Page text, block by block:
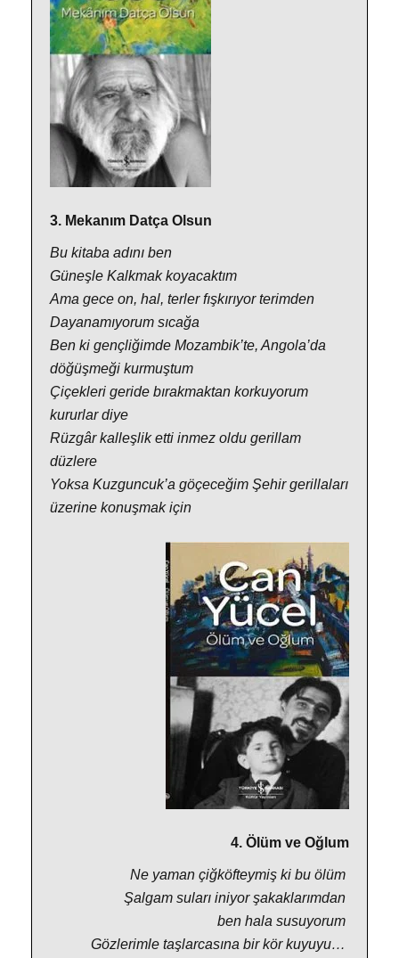
3. Mekanım Datça Olsun
Bu kitaba adını ben
Güneşle Kalkmak koyacaktım
Ama gece on, hal, terler fışkırıyor terimden
Dayanamıyorum sıcağa
Ben ki gençliğimde Mozambik’te, Angola’da
döğüşmeği kurmuştum
Çiçekleri geride bırakmaktan korkuyorum
kururlar diye
Rüzgâr kalleşlik etti inmez oldu gerillam
düzlere
Yoksa Kuzguncuk’a göçeceğim Şehir gerillaları
üzerine konuşmak için
4. Ölüm ve Oğlum
Ne yaman çiğköfteymiş ki bu ölüm
Şalgam suları iniyor şakaklarımdan
ben hala susuyorum
Gözlerimle taşlarcasına bir kör kuyuyu…